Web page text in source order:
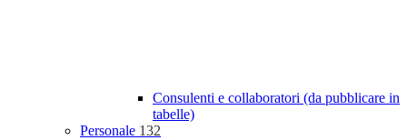
Consulenti e collaboratori (da pubblicare in
tabelle)
Personale 132